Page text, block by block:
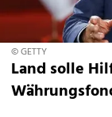
© GETTY
Land solle